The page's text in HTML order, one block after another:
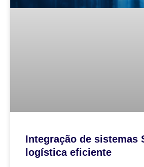
Integração de sistemas
logística eficiente